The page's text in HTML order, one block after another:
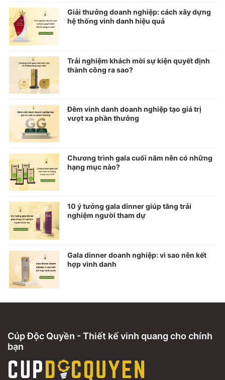
Giải thưởng doanh nghiệp: cách xây dựng
hệ thống vinh danh hiệu quả
Trải nghiệm khách mời sự kiện quyết định
thành công ra sao?
Đêm vinh danh doanh nghiệp tạo giá trị
vượt xa phần thưởng
Chương trình gala cuối năm nên có những
hạng mục nào?
10 ý tưởng gala dinner giúp tăng trải
nghiệm người tham dự
Gala dinner doanh nghiệp: vì sao nên kết
hợp vinh danh
Cúp Độc Quyền - Thiết kế vinh quang cho chính
bạn